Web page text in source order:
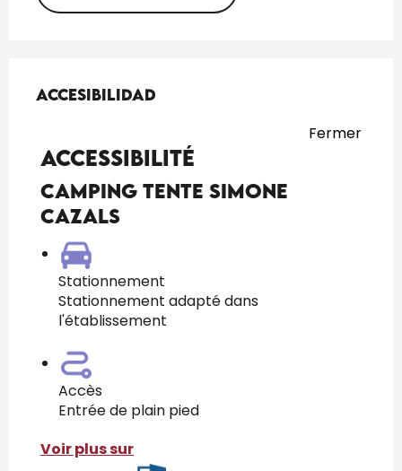
Accesibilidad
Accesibilidad
Fermer
Accessibilité
Camping Tente Simone
CAZALS
Stationnement
Stationnement adapté dans
l'établissement
Accès
Entrée de plain pied
Voir plus sur